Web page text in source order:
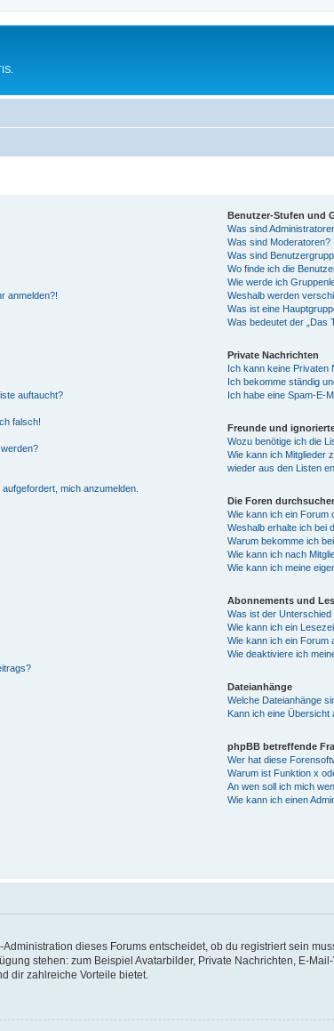
anmelden?!
auftaucht?
falsch!
mich anzumelden.
Benutzer-Stufen und
Was sind
Was sind Moderatoren?
Was sind
Wo finde ich die
Wie werde ich
Weshalb werden
Was ist eine
Was bedeutet der „Das
Private Nachrichten
Ich kann keine Privaten
Ich bekomme ständig
Ich habe eine Spam-E-
Freunde und
Wozu benötige ich die
Wie kann ich Mitglieder
wieder aus den Listen
Die Foren
Wie kann ich ein Forum
Weshalb erhalte ich bei
Warum bekomme ich
Wie kann ich nach
Wie kann ich meine
Abonnements und
Was ist der
Wie kann ich ein
Wie kann ich ein Forum
Wie deaktiviere ich
Dateianhänge
Welche Dateianhänge
Kann ich eine Übersicht
phpBB betreffende
Wer hat diese
Warum ist Funktion x
An wen soll ich mich
Wie kann ich einen
dieses Forums entscheidet, ob du registriert sein
stehen: zum Beispiel Avatarbilder, Private Nachrichten, E-
dir zahlreiche Vorteile bietet.